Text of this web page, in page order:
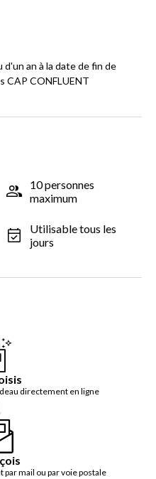
an à la date de fin de
CAP CONFLUENT
10 personnes
maximum
Utilisable tous les
jours
directement en ligne
mail ou par voie postale